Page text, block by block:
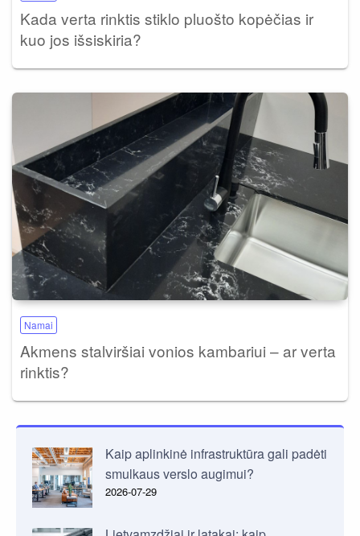
Kada verta rinktis stiklo pluošto kopėčias ir
kuo jos išsiskiria?
Namai
Akmens stalviršiai vonios kambariui – ar verta
rinktis?
Kaip aplinkinė infrastruktūra gali padėti
smulkaus verslo augimui?
2026-07-29